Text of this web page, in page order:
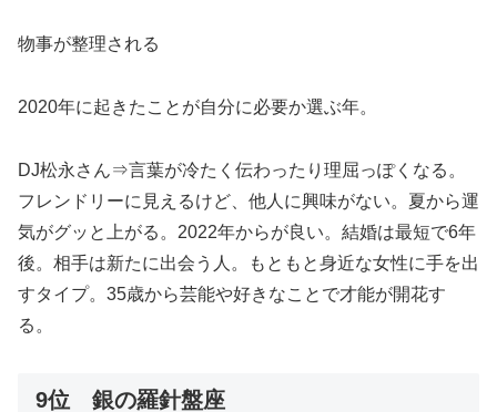
物事が整理される
2020年に起きたことが自分に必要か選ぶ年。
DJ松永さん⇒言葉が冷たく伝わったり理屈っぽくなる。
フレンドリーに見えるけど、他人に興味がない。夏から運
気がグッと上がる。2022年からが良い。結婚は最短で6年
後。相手は新たに出会う人。もともと身近な女性に手を出
すタイプ。35歳から芸能や好きなことで才能が開花す
る。
9位 銀の羅針盤座